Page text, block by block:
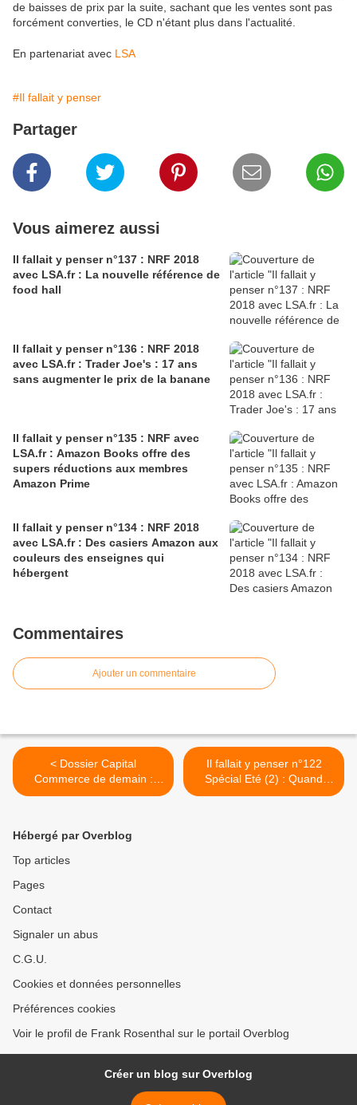
de baisses de prix par la suite, sachant que les ventes sont pas
forcément converties, le CD n'étant plus dans l'actualité.
En partenariat avec LSA
#Il fallait y penser
Partager
Vous aimerez aussi
Il fallait y penser n°137 : NRF 2018
avec LSA.fr : La nouvelle référence de
food hall
Il fallait y penser n°136 : NRF 2018
avec LSA.fr : Trader Joe's : 17 ans
sans augmenter le prix de la banane
Il fallait y penser n°135 : NRF avec
LSA.fr : Amazon Books offre des
supers réductions aux membres
Amazon Prime
Il fallait y penser n°134 : NRF 2018
avec LSA.fr : Des casiers Amazon aux
couleurs des enseignes qui
hébergent
Commentaires
Ajouter un commentaire
< Dossier Capital
Commerce de demain :
mes 3 interviews (3)
Il fallait y penser n°122
Spécial Eté (2) : Quand
Carrefour fait gagner le
Hébergé par Overblog
Top articles
Pages
Contact
Signaler un abus
C.G.U.
Cookies et données personnelles
Préférences cookies
Voir le profil de Frank Rosenthal sur le portail Overblog
Créer un blog sur Overblog